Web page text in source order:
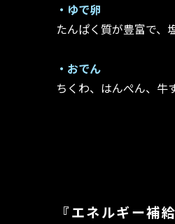
・ゆで卵
たんぱく質が豊富で、
・おでん
ちくわ、はんぺん、牛
『エネルギー補